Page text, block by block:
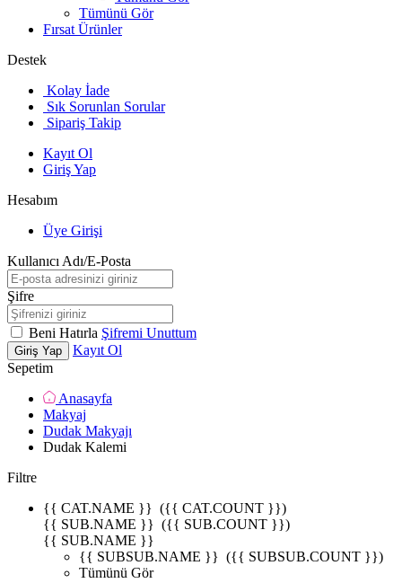
Tümünü Gör
Fırsat Ürünler
Destek
Kolay İade
Sık Sorunlan Sorular
Sipariş Takip
Kayıt Ol
Giriş Yap
Hesabım
Üye Girişi
Kullanıcı Adı/E-Posta
Şifre
Beni Hatırla Şifremi Unuttum
Giriş Yap
Kayıt Ol
Sepetim
Anasayfa
Makyaj
Dudak Makyajı
Dudak Kalemi
Filtre
{{ CAT.NAME }} ({{ CAT.COUNT }})
{{ SUB.NAME }} ({{ SUB.COUNT }})
{{ SUB.NAME }}
{{ SUBSUB.NAME }} ({{ SUBSUB.COUNT }})
Tümünü Gör